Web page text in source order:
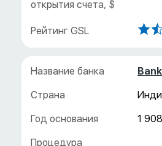
1 908